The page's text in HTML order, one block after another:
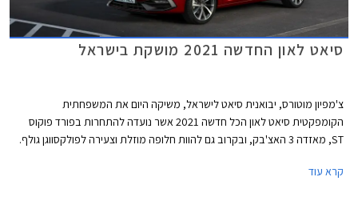
סיאט לאון החדשה 2021 מושקת בישראל
צ'מפיון מוטורס, יבואנית סיאט לישראל, משיקה היום את המשפחתית
הקומפקטית סיאט לאון הכל חדשה 2021 אשר נועדה להתחרות בפורד פוקוס
ST, מאזדה 3 האצ'בק, ובקרוב גם להוות חלופה מוזלת וצעירה לפולקסווגן גולף.
קרא עוד